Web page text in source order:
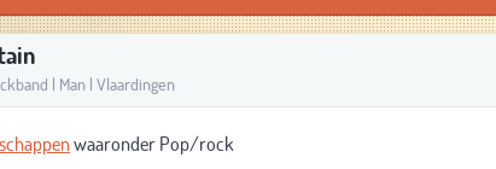
| Man | Vlaardingen
waaronder Pop/rock